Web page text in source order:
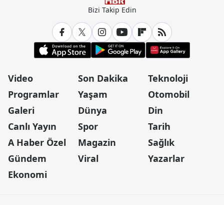
Bizi Takip Edin
Video
Programlar
Galeri
Canlı Yayın
A Haber Özel
Gündem
Ekonomi
Son Dakika
Yaşam
Dünya
Spor
Magazin
Viral
Teknoloji
Otomobil
Din
Tarih
Sağlık
Yazarlar